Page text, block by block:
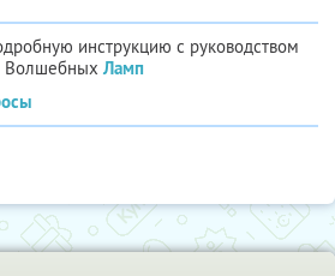
инструкцию с руководством
Волшебных Ламп